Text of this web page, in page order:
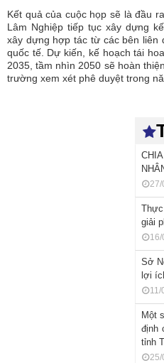
Kết quả của cuộc họp sẽ là đầu
Lâm Nghiệp tiếp tục xây dựng
xây dựng hợp tác từ các bên liên
quốc tế. Dự kiến, kế hoạch tái
2035, tầm nhìn 2050 sẽ hoàn
trường xem xét phê duyệt trong
giải
Sở
lợi
11/
Một
định
tỉnh